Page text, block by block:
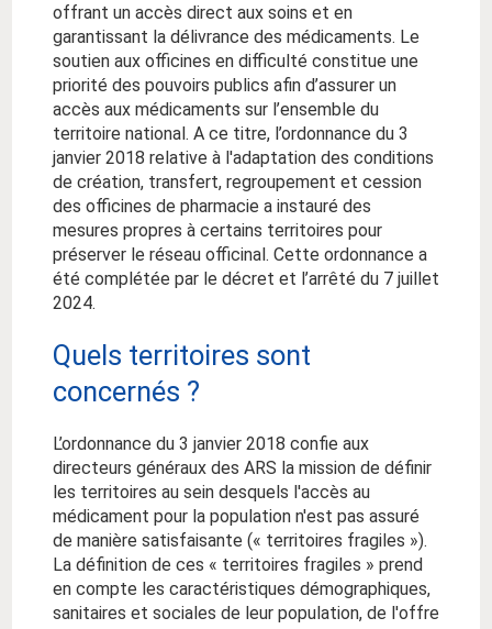
offrant un accès direct aux soins et en
garantissant la délivrance des médicaments. Le
soutien aux officines en difficulté constitue une
priorité des pouvoirs publics afin d’assurer un
accès aux médicaments sur l’ensemble du
territoire national. A ce titre, l’ordonnance du 3
janvier 2018 relative à l'adaptation des conditions
de création, transfert, regroupement et cession
des officines de pharmacie a instauré des
mesures propres à certains territoires pour
préserver le réseau officinal. Cette ordonnance a
été complétée par le décret et l’arrêté du 7 juillet
2024.
Quels territoires sont
concernés ?
L’ordonnance du 3 janvier 2018 confie aux
directeurs généraux des ARS la mission de définir
les territoires au sein desquels l'accès au
médicament pour la population n'est pas assuré
de manière satisfaisante (« territoires fragiles »).
La définition de ces « territoires fragiles » prend
en compte les caractéristiques démographiques,
sanitaires et sociales de leur population, de l'offre